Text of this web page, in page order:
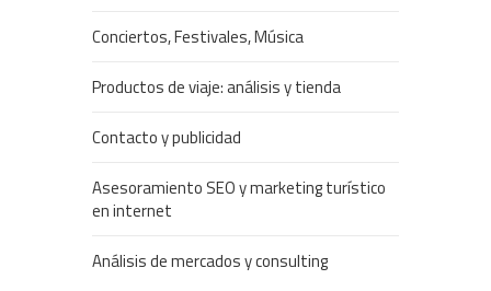
Conciertos, Festivales, Música
Productos de viaje: análisis y tienda
Contacto y publicidad
Asesoramiento SEO y marketing turístico
en internet
Análisis de mercados y consulting